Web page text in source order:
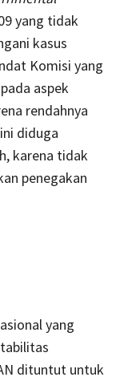
yang tidak
kasus
Komisi yang
aspek
rendahnya
diduga
karena tidak
penegakan
yang
dituntut untuk